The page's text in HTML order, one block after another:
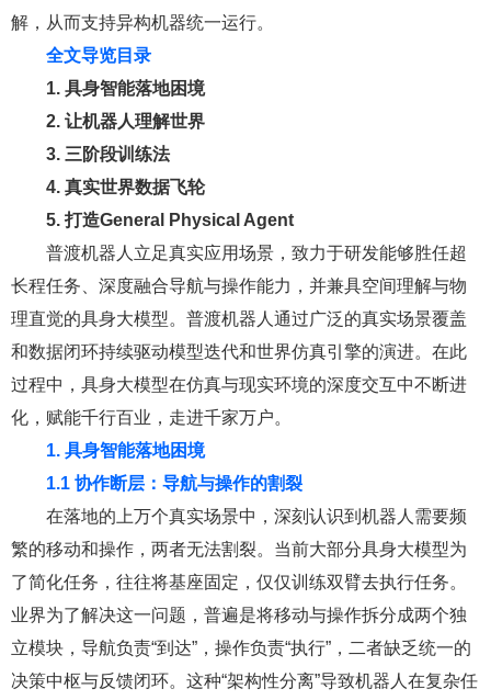
解，从而支持异构机器统一运行。
全文导览目录
1. 具身智能落地困境
2. 让机器人理解世界
3. 三阶段训练法
4. 真实世界数据飞轮
5. 打造General Physical Agent
普渡机器人立足真实应用场景，致力于研发能够胜任超
长程任务、深度融合导航与操作能力，并兼具空间理解与物
理直觉的具身大模型。普渡机器人通过广泛的真实场景覆盖
和数据闭环持续驱动模型迭代和世界仿真引擎的演进。在此
过程中，具身大模型在仿真与现实环境的深度交互中不断进
化，赋能千行百业，走进千家万户。
1. 具身智能落地困境
1.1 协作断层：导航与操作的割裂
在落地的上万个真实场景中，深刻认识到机器人需要频
繁的移动和操作，两者无法割裂。当前大部分具身大模型为
了简化任务，往往将基座固定，仅仅训练双臂去执行任务。
业界为了解决这一问题，普遍是将移动与操作拆分成两个独
立模块，导航负责“到达”，操作负责“执行”，二者缺乏统一的
决策中枢与反馈闭环。这种“架构性分离”导致机器人在复杂任